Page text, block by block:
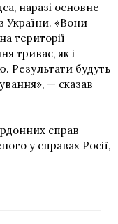
наразі основне
України. «Вони
території
триває, як і
Результати будуть
— сказав
справ
у справах Росії,